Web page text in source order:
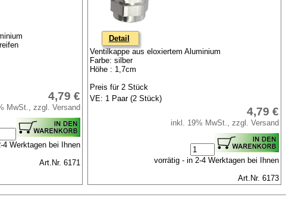
4,79 €
MwSt., zzgl. Versand
4 Werktagen bei Ihnen
Art.Nr. 6171
Detail
Ventilkappe aus eloxiertem Aluminium
Farbe: silber
Höhe : 1,7cm
Preis für 2 Stück
VE: 1 Paar (2 Stück)
4,79 €
inkl. 19% MwSt., zzgl. Versand
vorrätig - in 2-4 Werktagen bei Ihnen
Art.Nr. 6173